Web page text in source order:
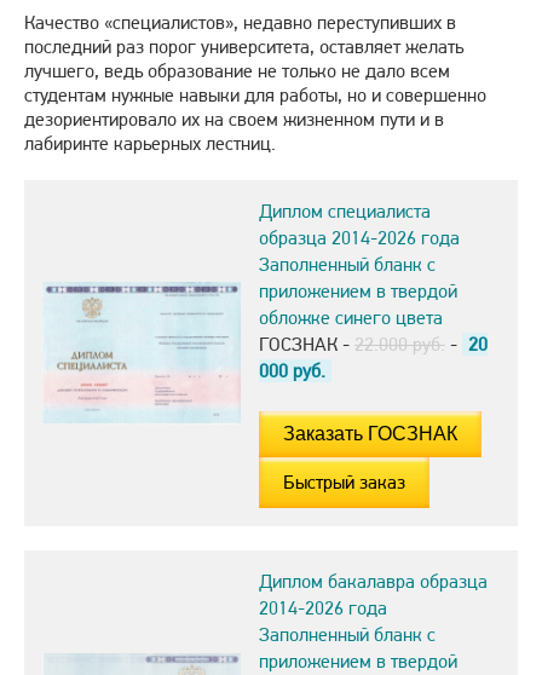
Качество «специалистов», недавно переступивших в
последний раз порог университета, оставляет желать
лучшего, ведь образование не только не дало всем
студентам нужные навыки для работы, но и совершенно
дезориентировало их на своем жизненном пути и в
лабиринте карьерных лестниц.
Диплом специалиста
образца 2014-2026 года
Заполненный бланк с
приложением в твердой
обложке синего цвета
ГОСЗНАК - 22.000 руб. - 20
000 руб.
Быстрый заказ
Диплом бакалавра образца
2014-2026 года
Заполненный бланк с
приложением в твердой